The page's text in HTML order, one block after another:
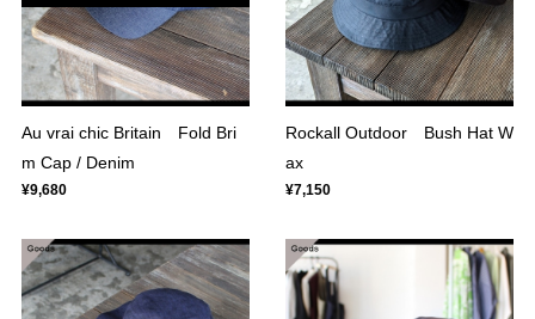
Au vrai chic Britain Fold Bri
m Cap / Denim
¥9,680
Rockall Outdoor Bush Hat W
ax
¥7,150